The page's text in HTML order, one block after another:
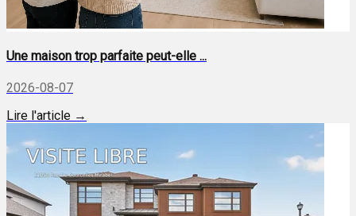
Une maison trop parfaite peut-elle ...
2026-08-07
Lire l'article →